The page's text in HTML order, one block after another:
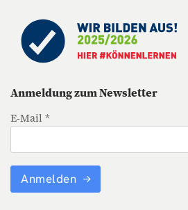
Anmeldung zum Newsletter
E-Mail *
Anmelden